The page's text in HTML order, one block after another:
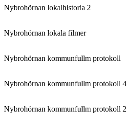
Nybrohörnan lokalhistoria 2
Nybrohörnan lokala filmer
Nybrohörnan kommunfullm protokoll
Nybrohörnan kommunfullm protokoll 4
Nybrohörnan kommunfullm protokoll 2